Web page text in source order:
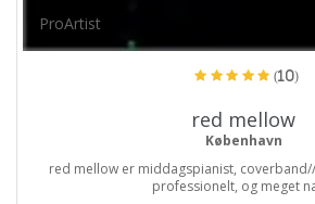
ProArtist
(10)
red mellow
København
red mellow er middagspianist,
professionelt, og meget